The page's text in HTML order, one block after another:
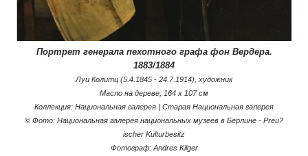
Портрет генерала пехотного графа фон Вердера.
1883/1884
Луи Колитц (5.4.1845 - 24.7.1914), художник
Масло на дереве, 164 x 107 см
Коллекция: Национальная галерея | Старая Национальная галерея
© Фото: Национальная галерея национальных музеев в Берлине - Preu?
ischer Kulturbesitz
Фотограф: Andres Kilger